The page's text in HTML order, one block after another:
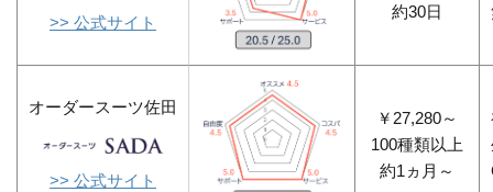
>> 公式サイト
約30日
オーダースーツ佐田
>> 公式サイト
￥27,280～
100種類以上
約1ヵ月～